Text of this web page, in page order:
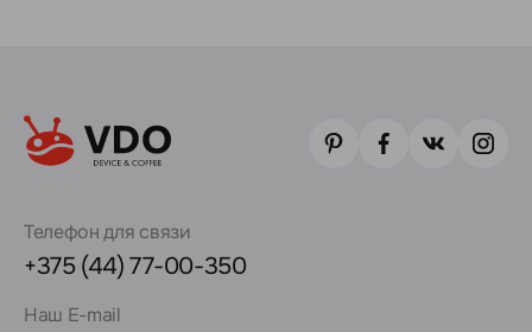
Телефон для связи
+375 (44) 77-00-350
Наш E-mail